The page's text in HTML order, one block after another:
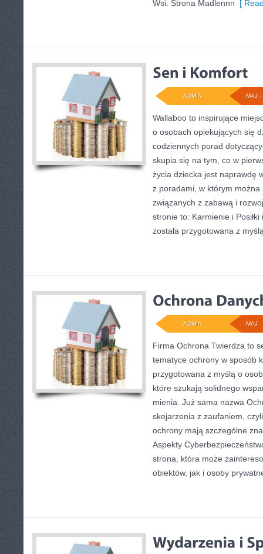
Wsi. Strona Madlennn [
MAJ -
ADMIN
Wallaboo to inspirujące
o osobach opiekujących się
codziennych porad
skupia się na tym, co w
życia dziecka jest naprawdę
z poradami, w którym
związanych z zabawą i
stronie to: Karmienie i
została przygotowana z
MAJ -
ADMIN
Firma Ochrona Twierdza to
tematyce ochrony w sposób
przygotowana z myślą o
które szukają solidnego
mienia. Już sama nazwa
skojarzenia z zaufaniem,
ochrony mają szczególne
Aspekty
strona, która może
obiektów, jak i osoby